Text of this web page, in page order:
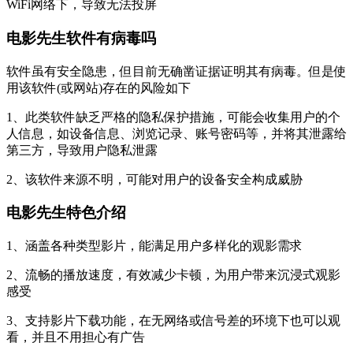
WiFi网络下，导致无法投屏
电影先生软件有病毒吗
软件虽有安全隐患，但目前无确凿证据证明其有病毒。但是使
用该软件(或网站)存在的风险如下
1、此类软件缺乏严格的隐私保护措施，可能会收集用户的个
人信息，如设备信息、浏览记录、账号密码等，并将其泄露给
第三方，导致用户隐私泄露
2、该软件来源不明，可能对用户的设备安全构成威胁
电影先生特色介绍
1、涵盖各种类型影片，能满足用户多样化的观影需求
2、流畅的播放速度，有效减少卡顿，为用户带来沉浸式观影
感受
3、支持影片下载功能，在无网络或信号差的环境下也可以观
看，并且不用担心有广告